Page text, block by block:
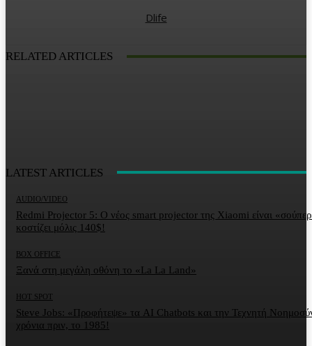
Dlife
RELATED ARTICLES
LATEST ARTICLES
AUDIO/VIDEO
Redmi Projector 5: Ο νέος smart projector της Xiaomi είναι
κοστίζει μόλις 140$!
BOX OFFICE
Ξανά στη μεγάλη οθόνη το «La La Land»
HOT SPOT
Steve Jobs: «Προφήτεψε» τα AI Chatbots και την Τεχνητή
χρόνια πριν, το 1985!